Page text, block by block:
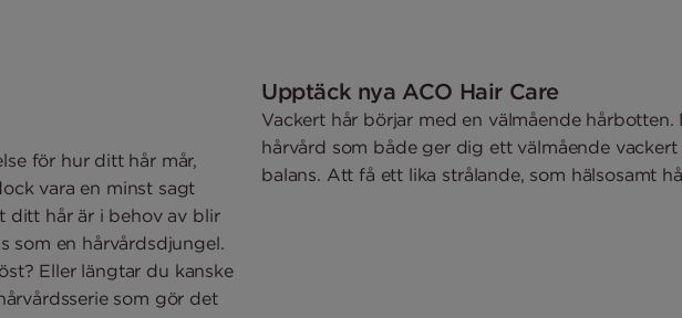
för hur ditt hår mår,
vara en minst sagt
ditt hår är i behov av blir
som en hårvårdsdjungel.
Eller längtar du kanske
som gör det
Upptäck nya ACO Hair Care
Vackert hår börjar med en välmående hårbotten.
hårvård som både ger dig ett välmående
balans. Att få ett lika strålande, som hälsosamt